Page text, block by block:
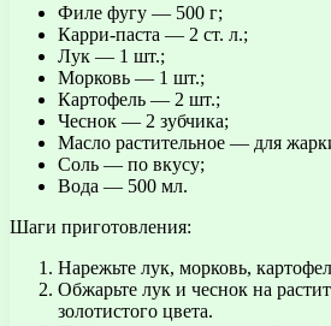
Филе фугу — 500 г;
Карри-паста — 2 ст. л.;
Лук — 1 шт.;
Морковь — 1 шт.;
Картофель — 2 шт.;
Чеснок — 2 зубчика;
Масло растительное — для
Соль — по вкусу;
Вода — 500 мл.
Шаги приготовления:
Нарежьте лук, морковь,
Обжарьте лук и чеснок на
золотистого цвета.